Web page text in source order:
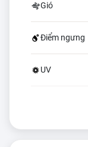
Gió
Điểm ngưng
UV